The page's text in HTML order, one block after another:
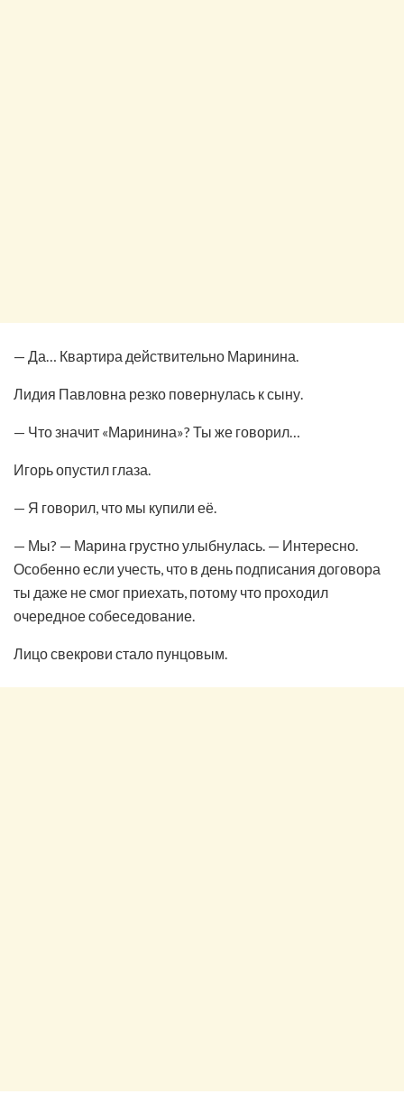
— Да… Квартира действительно Маринина.
Лидия Павловна резко повернулась к сыну.
— Что значит «Маринина»? Ты же говорил…
Игорь опустил глаза.
— Я говорил, что мы купили её.
— Мы? — Марина грустно улыбнулась. — Интересно.
Особенно если учесть, что в день подписания договора
ты даже не смог приехать, потому что проходил
очередное собеседование.
Лицо свекрови стало пунцовым.